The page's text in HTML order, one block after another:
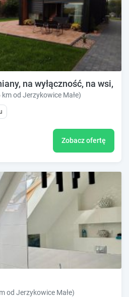
na wyłączność, na wsi,
od Jerzykowice Małe)
Zobacz ofertę
od Jerzykowice Małe)